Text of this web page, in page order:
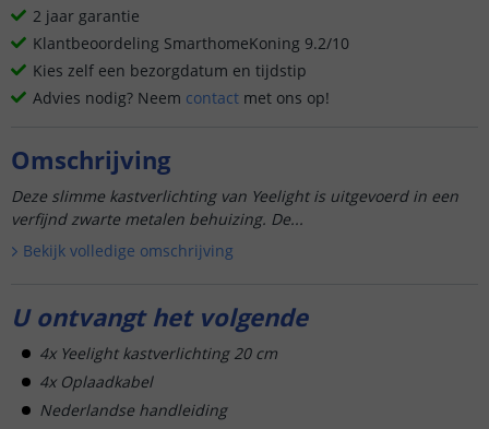
2 jaar garantie
Klantbeoordeling SmarthomeKoning 9.2/10
Kies zelf een bezorgdatum en tijdstip
Advies nodig? Neem contact met ons op!
Omschrijving
Deze slimme kastverlichting van Yeelight is uitgevoerd in een
verfijnd zwarte metalen behuizing. De...
Bekijk volledige omschrijving
U ontvangt het volgende
4x Yeelight kastverlichting 20 cm
4x Oplaadkabel
Nederlandse handleiding